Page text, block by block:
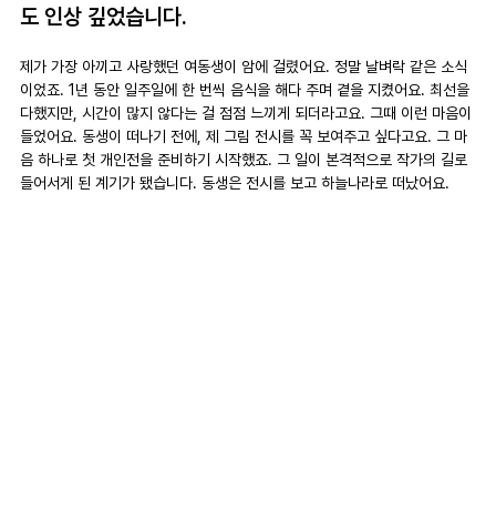
도 인상 깊었습니다.
제가 가장 아끼고 사랑했던 여동생이 암에 걸렸어요. 정말 날벼락 같은 소식
이었죠. 1년 동안 일주일에 한 번씩 음식을 해다 주며 곁을 지켰어요. 최선을
다했지만, 시간이 많지 않다는 걸 점점 느끼게 되더라고요. 그때 이런 마음이
들었어요. 동생이 떠나기 전에, 제 그림 전시를 꼭 보여주고 싶다고요. 그 마
음 하나로 첫 개인전을 준비하기 시작했죠. 그 일이 본격적으로 작가의 길로
들어서게 된 계기가 됐습니다. 동생은 전시를 보고 하늘나라로 떠났어요.